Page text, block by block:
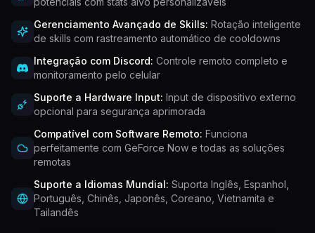
Gerenciamento Avançado de Skills: Rotação inteligente
de skills com rastreamento automático de cooldowns
Integração com Discord: Controle remoto completo e
monitoramento pelo celular
Suporte a Hardware Input: Input de dispositivo externo
opcional para segurança aprimorada
Compatível com Software Remoto: Funciona
perfeitamente com GeForce Now e todas as soluções
remotas
Suporte a Idiomas Mundial: Suporta Inglês, Espanhol,
Português, Chinês, Japonês, Coreano, Vietnamita e
Tailandês